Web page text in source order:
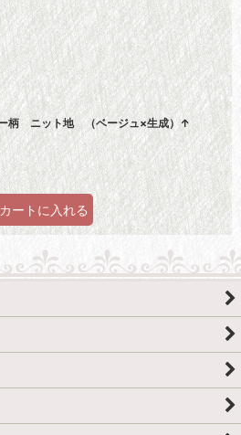
柄 ニット地 （ベージュ×生成）↑
カートに入れる